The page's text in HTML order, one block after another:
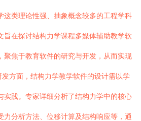
这类理论性强、抽象概念较多的工程学科
旨在探讨结构力学课程多媒体辅助教学软
聚焦于教育软件的研究与开发，从而实现
方面，结构力学教学软件的设计需以学
实践。专家详细分析了结构力学中的核心
力分析方法、位移计算及结构响应等，通